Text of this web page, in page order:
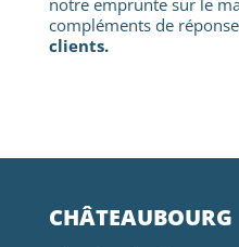
compléments de
clients.
CHÂTEAUBOURG